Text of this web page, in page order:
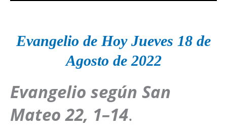
Evangelio de Hoy Jueves 18 de
Agosto de 2022
Evangelio según San
Mateo22, 1–14.